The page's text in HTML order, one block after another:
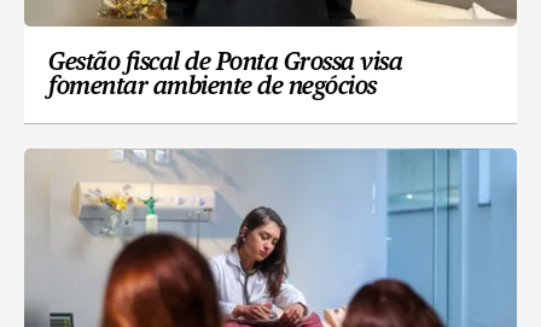
Gestão fiscal de Ponta Grossa visa
fomentar ambiente de negócios